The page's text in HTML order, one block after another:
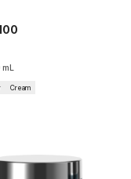
mL
Cream